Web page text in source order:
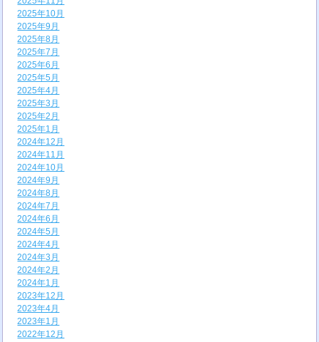
2025年10月
2025年9月
2025年8月
2025年7月
2025年6月
2025年5月
2025年4月
2025年3月
2025年2月
2025年1月
2024年12月
2024年11月
2024年10月
2024年9月
2024年8月
2024年7月
2024年6月
2024年5月
2024年4月
2024年3月
2024年2月
2024年1月
2023年12月
2023年4月
2023年1月
2022年12月